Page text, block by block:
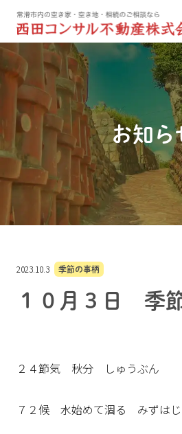
お知ら
2023.10.3 季節の事柄
１０月３日 季
２４節気 秋分 しゅうぶん
７２候 水始めて涸る みずはじ